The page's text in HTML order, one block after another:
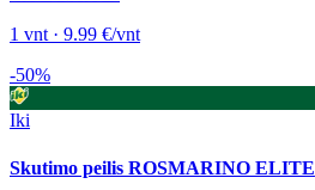
1 vnt · 9.99 €/vnt
-50%
Iki
Skutimo peilis ROSMARINO ELITE